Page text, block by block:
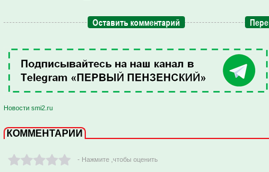
Оставить комментарий
Новости smi2.ru
КОММЕНТАРИИ
- Нажмите ,чтобы оценить